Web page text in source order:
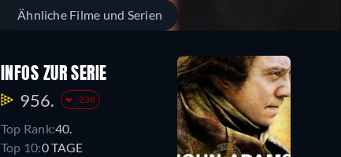
Ähnliche Filme und Serien
INFOS ZUR SERIE
956. -238
Top Rank:40.
Top 10:0 TAGE